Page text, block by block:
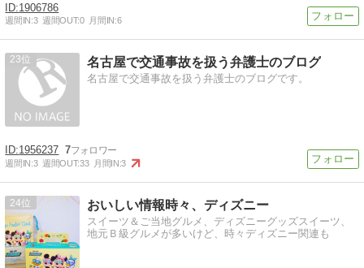
1906786
週間IN:3 週間OUT:0 月間IN:6
23 名古屋で交通事故を扱う弁護士のブログ
名古屋で交通事故を扱う弁護士のブログです。
1956237 7
週間IN:3 週間OUT:33 月間IN:3
24 おいしい情報時々、ディズニー
スイーツ＆ご当地グルメ、ディズニーグッズスイーツ、
地元Ｂ級グルメが多いけど、時々ディズニー関連も